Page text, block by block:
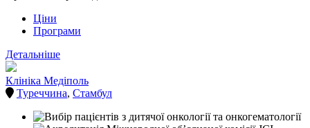
Ціни
Програми
Детальніше
Клініка Медіполь
Туреччина, Стамбул